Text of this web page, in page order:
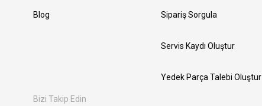
Blog
Bizi Takip Edin
Sipariş Sorgula
Servis Kaydı Oluştur
Yedek Parça Talebi Oluştur